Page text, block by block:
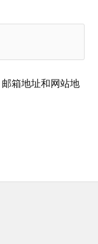
箱地址和网站地